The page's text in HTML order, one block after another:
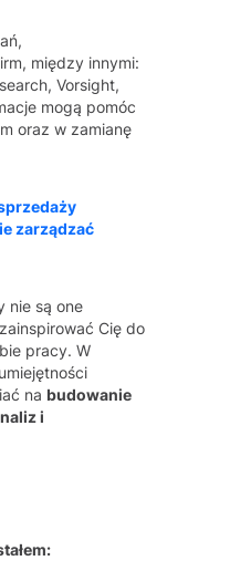
między innymi:
Vorsight,
mogą pomóc
oraz w zamianę
zarządzać
nie są one
Cię do
pracy. W
na budowanie
i